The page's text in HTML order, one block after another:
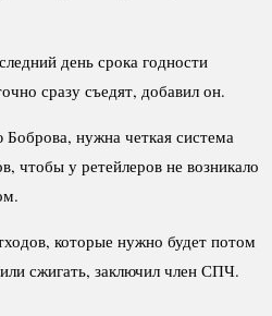
день срока годности
сразу съедят, добавил он.
нужна четкая система
чтобы у ретейлеров не возникало
которые нужно будет потом
сжигать, заключил член СПЧ.